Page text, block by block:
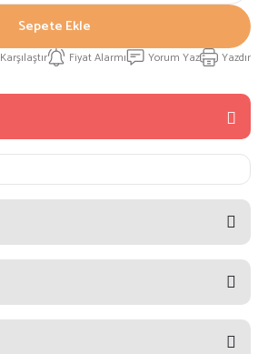
Sepete Ekle
Karşılaştır Fiyat Alarmı Yorum Yaz Yazdır